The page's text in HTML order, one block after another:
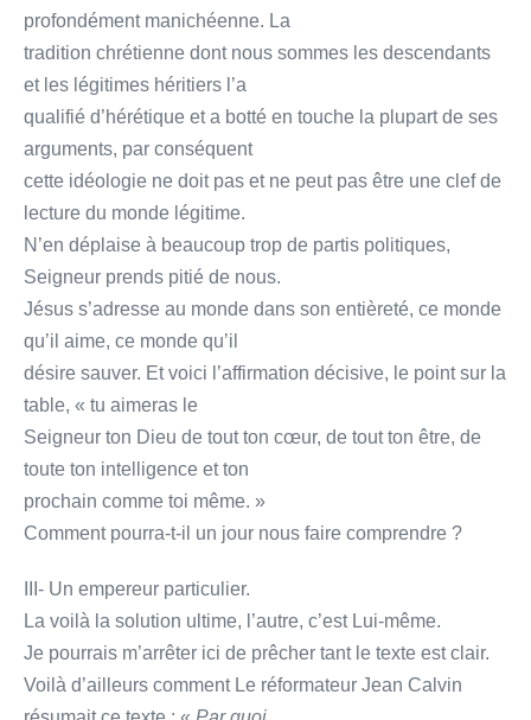
profondément manichéenne. La
tradition chrétienne dont nous sommes les descendants
et les légitimes héritiers l’a
qualifié d’hérétique et a botté en touche la plupart de ses
arguments, par conséquent
cette idéologie ne doit pas et ne peut pas être une clef de
lecture du monde légitime.
N’en déplaise à beaucoup trop de partis politiques,
Seigneur prends pitié de nous.
Jésus s’adresse au monde dans son entièreté, ce monde
qu’il aime, ce monde qu’il
désire sauver. Et voici l’affirmation décisive, le point sur la
table, « tu aimeras le
Seigneur ton Dieu de tout ton cœur, de tout ton être, de
toute ton intelligence et ton
prochain comme toi même. »
Comment pourra-t-il un jour nous faire comprendre ?
III- Un empereur particulier.
La voilà la solution ultime, l’autre, c’est Lui-même.
Je pourrais m’arrêter ici de prêcher tant le texte est clair.
Voilà d’ailleurs comment Le réformateur Jean Calvin